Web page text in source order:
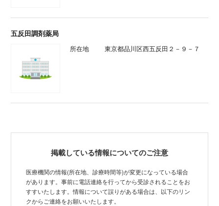
五反田調剤薬局
所在地 東京都品川区西五反田２－９－７
掲載している情報についてのご注意
医療機関の情報(所在地、診療時間等)が変更になっている場合
があります。事前に電話連絡を行ってから受診されることをお
すすいたします。情報について誤りがある場合は、以下のリン
クからご連絡をお願いいたします。